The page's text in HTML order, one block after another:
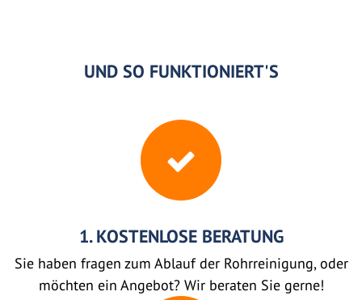
UND SO FUNKTIONIERT'S
1. KOSTENLOSE BERATUNG
Sie haben fragen zum Ablauf der Rohrreinigung, oder
möchten ein Angebot? Wir beraten Sie gerne!